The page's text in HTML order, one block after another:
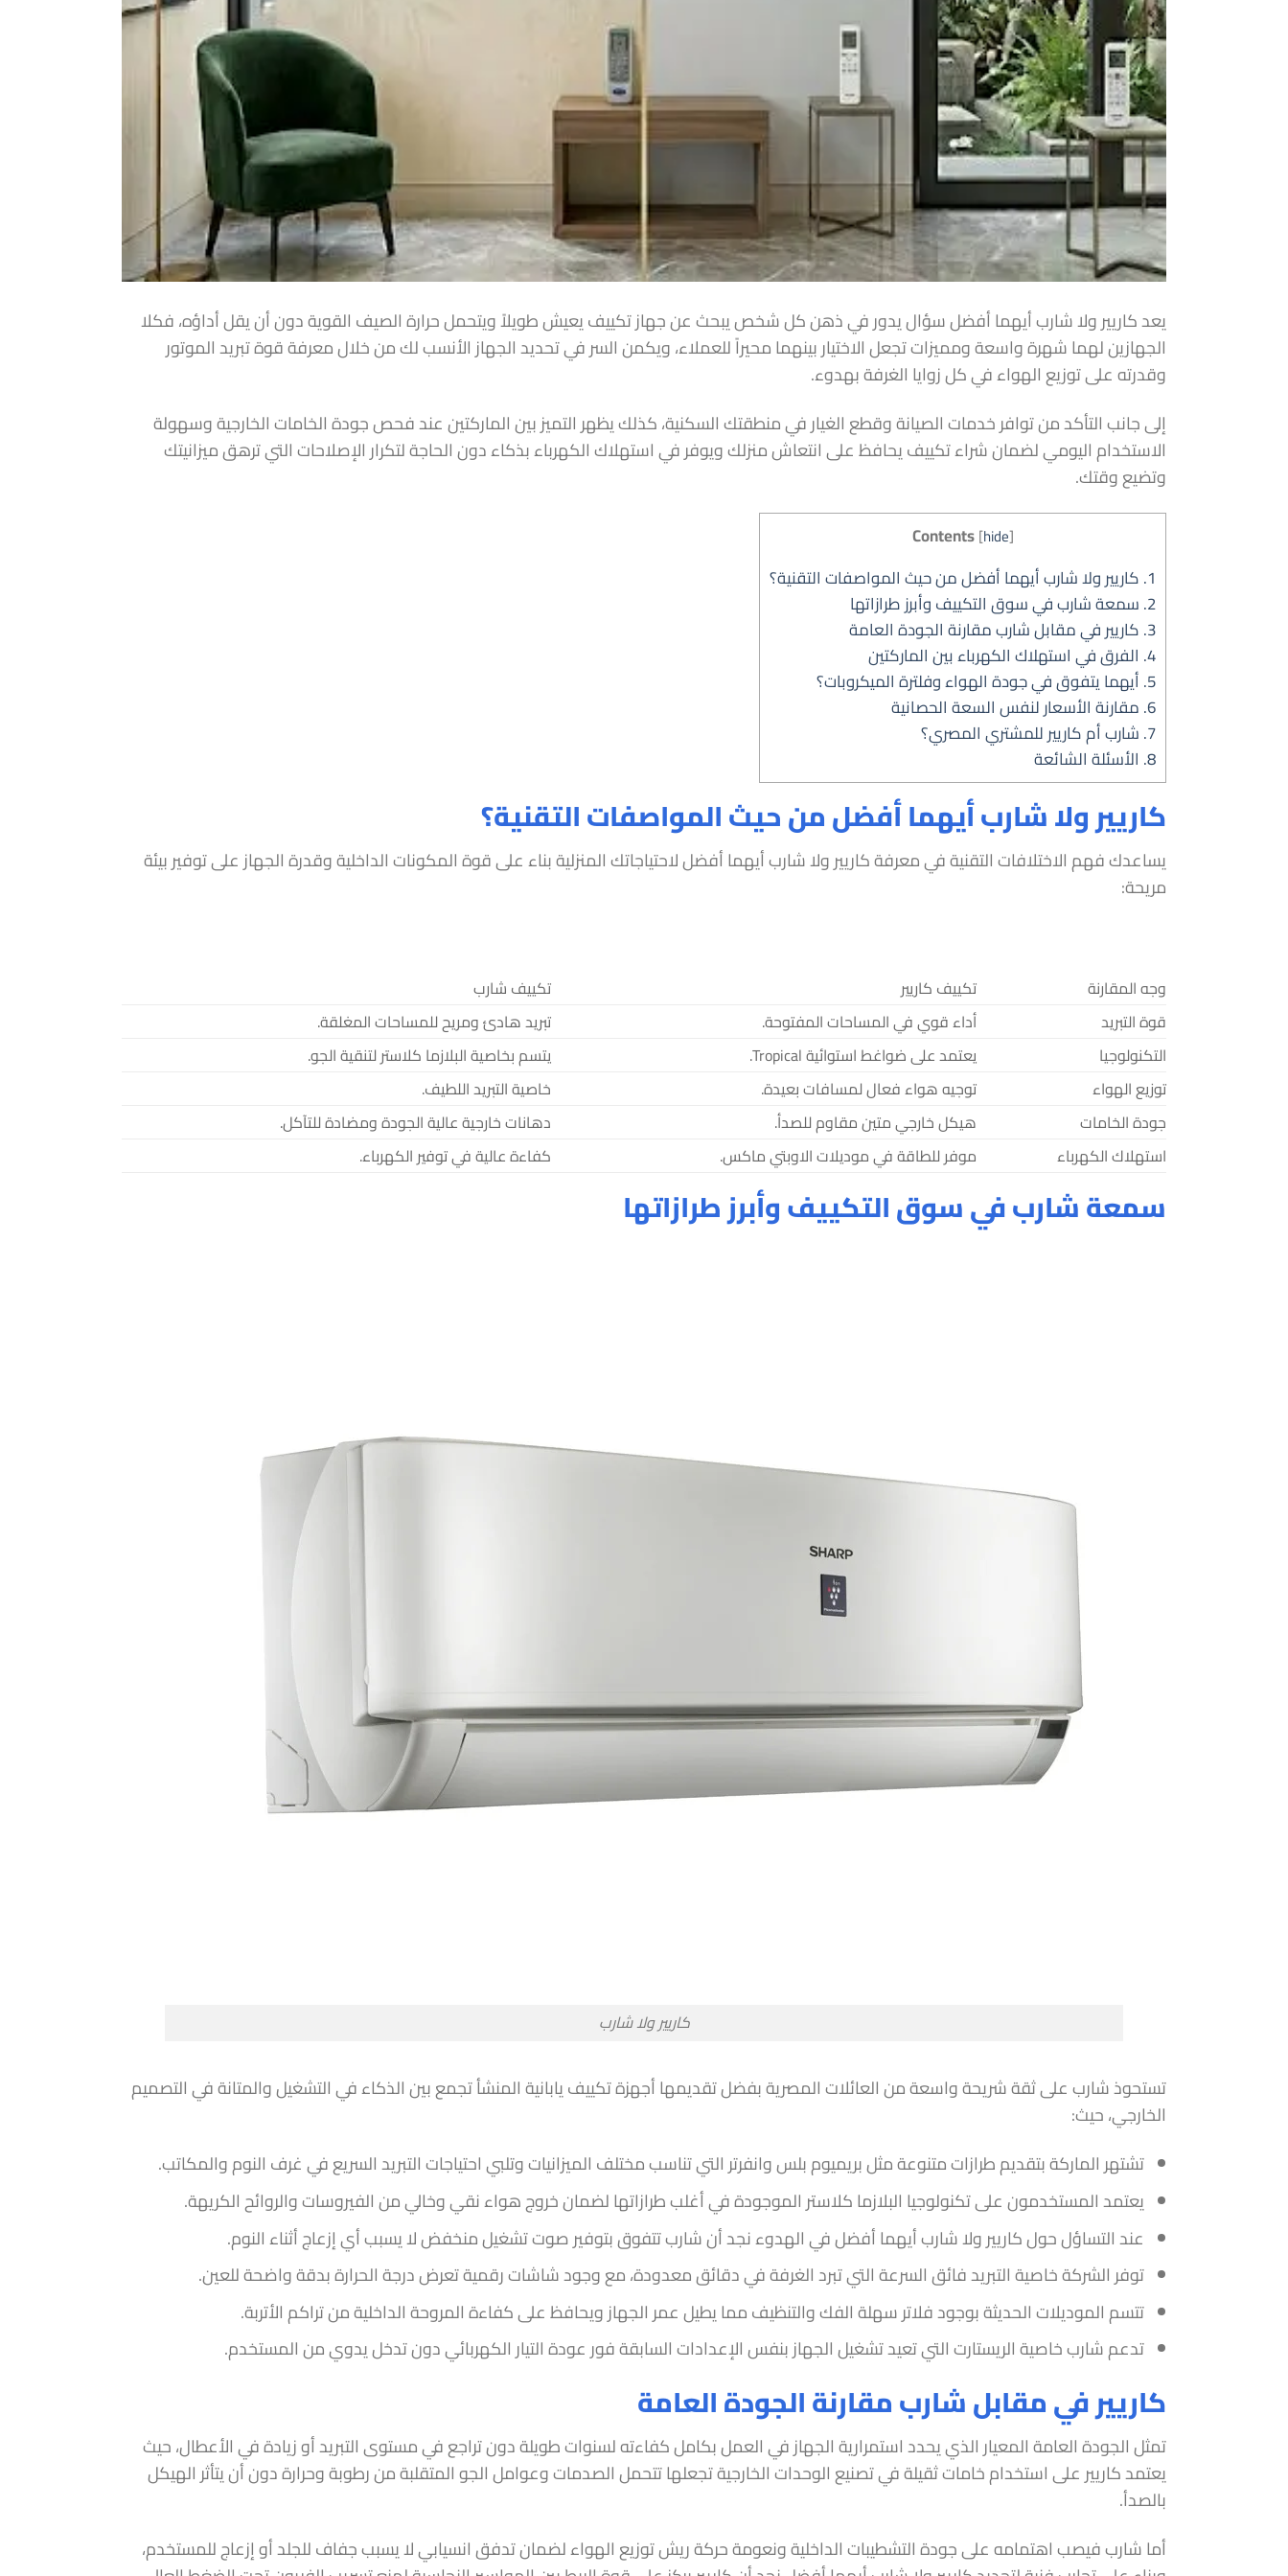
يعد كاريير ولا شارب أيهما أفضل سؤال يدور في ذهن كل شخص يبحث عن جهاز تكييف يعيش طويلاً ويتحمل حرارة الصيف القوية دون أن يقل أداؤه، فكلا
الجهازين لهما شهرة واسعة ومميزات تجعل الاختيار بينهما محيراً للعملاء، ويكمن السر في تحديد الجهاز الأنسب لك من خلال معرفة قوة تبريد الموتور
وقدرته على توزيع الهواء في كل زوايا الغرفة بهدوء.
إلى جانب التأكد من توافر خدمات الصيانة وقطع الغيار في منطقتك السكنية، كذلك يظهر التميز بين الماركتين عند فحص جودة الخامات الخارجية وسهولة
الاستخدام اليومي لضمان شراء تكييف يحافظ على انتعاش منزلك ويوفر في استهلاك الكهرباء بذكاء دون الحاجة لتكرار الإصلاحات التي ترهق ميزانيتك
وتضيع وقتك.
Contents[hide]
1. كاريير ولا شارب أيهما أفضل من حيث المواصفات التقنية؟
2. سمعة شارب في سوق التكييف وأبرز طرازاتها
3. كاريير في مقابل شارب مقارنة الجودة العامة
4. الفرق في استهلاك الكهرباء بين الماركتين
5. أيهما يتفوق في جودة الهواء وفلترة الميكروبات؟
6. مقارنة الأسعار لنفس السعة الحصانية
7. شارب أم كاريير للمشتري المصري؟
8. الأسئلة الشائعة
كاريير ولا شارب أيهما أفضل من حيث المواصفات التقنية؟
يساعدك فهم الاختلافات التقنية في معرفة كاريير ولا شارب أيهما أفضل لاحتياجاتك المنزلية بناء على قوة المكونات الداخلية وقدرة الجهاز على توفير بيئة
مريحة:
وجه المقارنة تكييف كاريير
تكييف شارب
قوة التبريد
أداء قوي في المساحات المفتوحة.
تبريد هادئ ومريح للمساحات المغلقة.
التكنولوجيا
يعتمد على ضواغط استوائية Tropical.
يتسم بخاصية البلازما كلاستر لتنقية الجو.
توزيع الهواء
توجيه هواء فعال لمسافات بعيدة.
خاصية التبريد اللطيف.
جودة الخامات
هيكل خارجي متين مقاوم للصدأ.
دهانات خارجية عالية الجودة ومضادة للتآكل.
استهلاك الكهرباء
موفر للطاقة في موديلات الاوبتي ماكس. كفاءة عالية في توفير الكهرباء.
سمعة شارب في سوق التكييف وأبرز طرازاتها
كاريير ولا شارب
تستحوذ شارب على ثقة شريحة واسعة من العائلات المصرية بفضل تقديمها أجهزة تكييف يابانية المنشأ تجمع بين الذكاء في التشغيل والمتانة في التصميم
الخارجي، حيث:
تشتهر الماركة بتقديم طرازات متنوعة مثل بريميوم بلس وانفرتر التي تناسب مختلف الميزانيات وتلبي احتياجات التبريد السريع في غرف النوم والمكاتب.
يعتمد المستخدمون على تكنولوجيا البلازما كلاستر الموجودة في أغلب طرازاتها لضمان خروج هواء نقي وخالي من الفيروسات والروائح الكريهة.
عند التساؤل حول كاريير ولا شارب أيهما أفضل في الهدوء نجد أن شارب تتفوق بتوفير صوت تشغيل منخفض لا يسبب أي إزعاج أثناء النوم.
توفر الشركة خاصية التبريد فائق السرعة التي تبرد الغرفة في دقائق معدودة، مع وجود شاشات رقمية تعرض درجة الحرارة بدقة واضحة للعين.
تتسم الموديلات الحديثة بوجود فلاتر سهلة الفك والتنظيف مما يطيل عمر الجهاز ويحافظ على كفاءة المروحة الداخلية من تراكم الأتربة.
تدعم شارب خاصية الريستارت التي تعيد تشغيل الجهاز بنفس الإعدادات السابقة فور عودة التيار الكهربائي دون تدخل يدوي من المستخدم.
كاريير في مقابل شارب مقارنة الجودة العامة
تمثل الجودة العامة المعيار الذي يحدد استمرارية الجهاز في العمل بكامل كفاءته لسنوات طويلة دون تراجع في مستوى التبريد أو زيادة في الأعطال، حيث
يعتمد كاريير على استخدام خامات ثقيلة في تصنيع الوحدات الخارجية تجعلها تتحمل الصدمات وعوامل الجو المتقلبة من رطوبة وحرارة دون أن يتأثر الهيكل
بالصدأ.
أما شارب فيصب اهتمامه على جودة التشطيبات الداخلية ونعومة حركة ريش توزيع الهواء لضمان تدفق انسيابي لا يسبب جفاف للجلد أو إزعاج للمستخدم،